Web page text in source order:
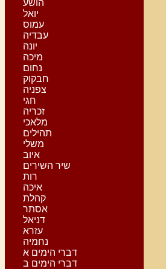
הושע
יואל
עמוס
עבדיה
יונה
מיכה
נחום
חבקוק
צפניה
חגי
זכריה
מלאכי
תהילים
משלי
איוב
שיר השירים
רות
איכה
קהלת
אסתר
דניאל
עזרא
נחמיה
דברי הימים א
דברי הימים ב